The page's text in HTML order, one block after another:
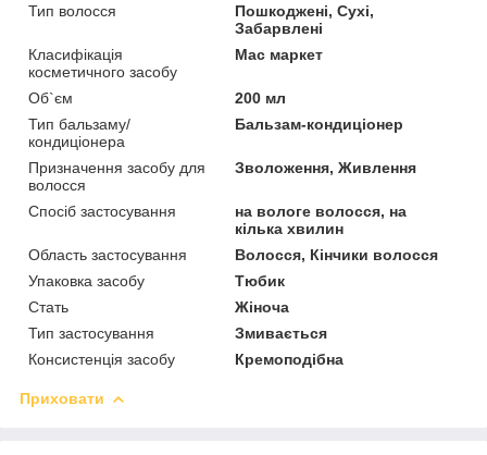
Тип волосся
Пошкоджені, Сухі,
Забарвлені
Класифікація
косметичного засобу
Мас маркет
Об`єм
200 мл
Тип бальзаму/
кондиціонера
Бальзам-кондиціонер
Призначення засобу для
волосся
Зволоження, Живлення
Спосіб застосування
на вологе волосся, на
кілька хвилин
Область застосування
Волосся, Кінчики волосся
Упаковка засобу
Тюбик
Стать
Жіноча
Тип застосування
Змивається
Консистенція засобу
Кремоподібна
Приховати